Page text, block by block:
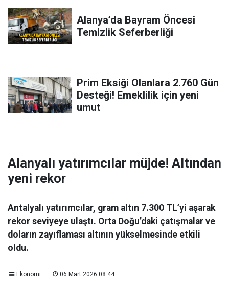
Alanya’da Bayram Öncesi
Temizlik Seferberliği
Prim Eksiği Olanlara 2.760 Gün
Desteği! Emeklilik için yeni
umut
Alanyalı yatırımcılar müjde! Altından
yeni rekor
Antalyalı yatırımcılar, gram altın 7.300 TL’yi aşarak
rekor seviyeye ulaştı. Orta Doğu’daki çatışmalar ve
doların zayıflaması altının yükselmesinde etkili
oldu.
Ekonomi 06 Mart 2026 08:44